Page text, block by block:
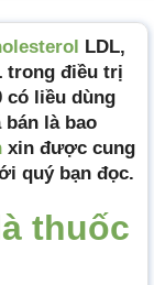
LDL,
trong điều trị
có liều dùng
là bao
xin được cung
quý bạn đọc.
thuốc